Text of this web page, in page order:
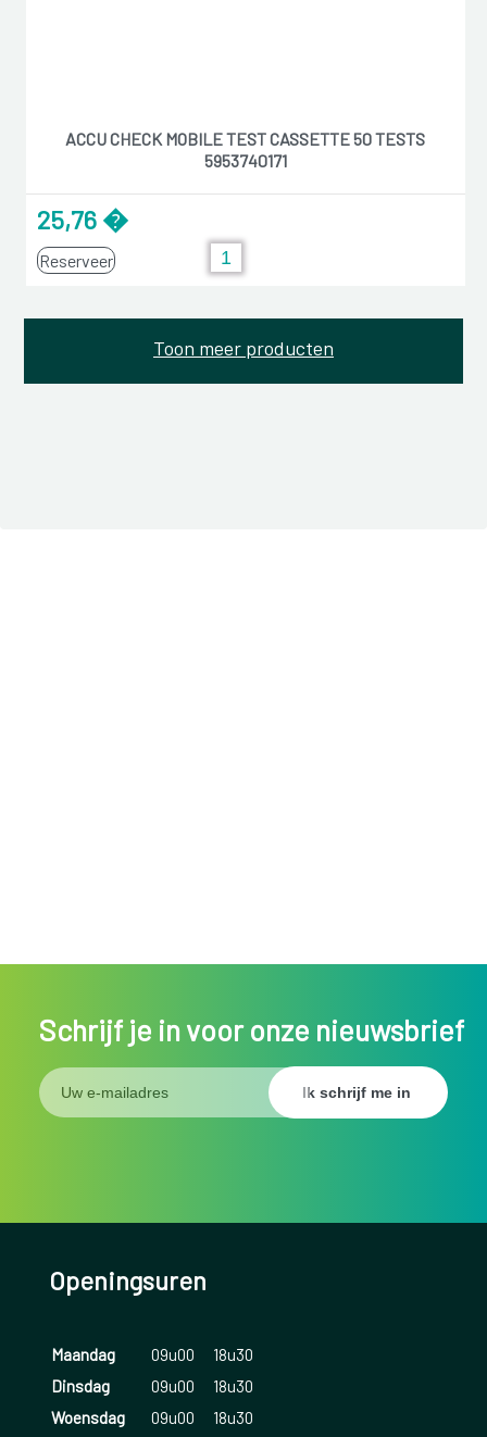
ACCU CHECK MOBILE TEST CASSETTE 50 TESTS
5953740171
25,76 �
Reserveer
Toon meer producten
Schrijf je in voor onze nieuwsbrief
Openingsuren
Maandag 09u00
18u30
Dinsdag
09u00
18u30
Woensdag
09u00
18u30